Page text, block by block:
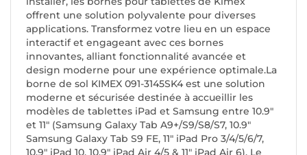
offrent une solution polyvalente pour diverses
applications. Transformez votre lieu en un espace
interactif et engageant avec ces bornes
innovantes, alliant fonctionnalité avancée et
design moderne pour une expérience optimale.La
borne de sol KIMEX 091-3145SK4 est une solution
moderne et sécurisée destinée à accueillir les
modèles de tablettes iPad et Samsung entre 10.9"
et 11" (Samsung Galaxy Tab A9+/S9/S8/S7, 10.9"
Samsung Galaxy Tab S9 FE, 11" iPad Pro 3/4/5/6/7,
10.9" iPad 10, 10.9" iPad Air 4/5 & 11" iPad Air 6). Le